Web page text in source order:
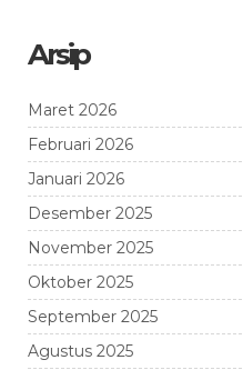
Arsip
Maret 2026
Februari 2026
Januari 2026
Desember 2025
November 2025
Oktober 2025
September 2025
Agustus 2025